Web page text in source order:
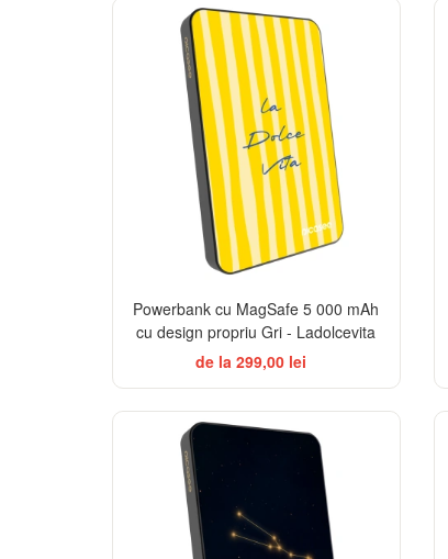
Powerbank cu MagSafe 5 000 mAh
cu design propriu Gri - Ladolcevita
de la 299,00 lei